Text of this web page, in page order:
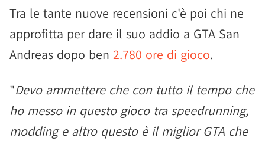
Tra le tante nuove recensioni c'è poi chi ne
approfitta per dare il suo addio a GTA San
Andreas dopo ben 2.780 ore di gioco.
"Devo ammettere che con tutto il tempo che
ho messo in questo gioco tra speedrunning,
modding e altro questo è il miglior GTA che